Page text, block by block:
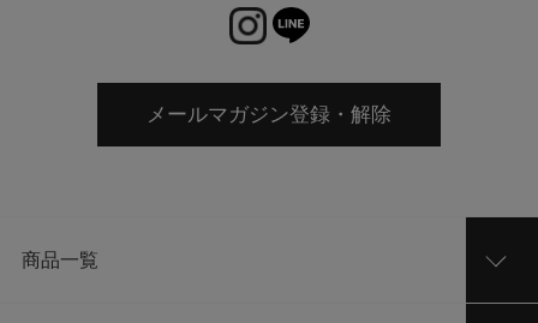
メールマガジン登録・解除
商品一覧